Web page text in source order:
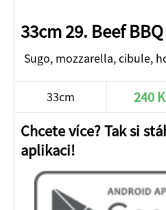
33cm 29. Beef BBQ
Sugo, mozzarella, cibule,
33cm 240
Chcete více? Tak si
aplikaci!